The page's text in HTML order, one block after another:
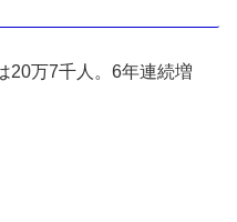
20万7千人。6年連続増